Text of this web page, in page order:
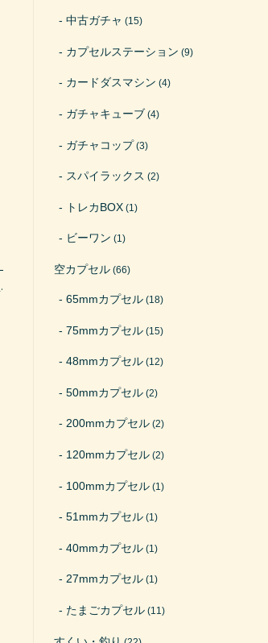
.
中古ガチャ (15)
カプセルステーション (9)
カードダスマシン (4)
ガチャキューブ (4)
ガチャコップ(3)
スパイラックス (2)
トレカBOX (1)
ビーワン (1)
空カプセル (66)
65mmカプセル (18)
75mmカプセル (15)
48mmカプセル (12)
50mmカプセル (2)
200mmカプセル (2)
120mmカプセル (2)
100mmカプセル (1)
51mmカプセル (1)
40mmカプセル (1)
27mmカプセル (1)
たまごカプセル (11)